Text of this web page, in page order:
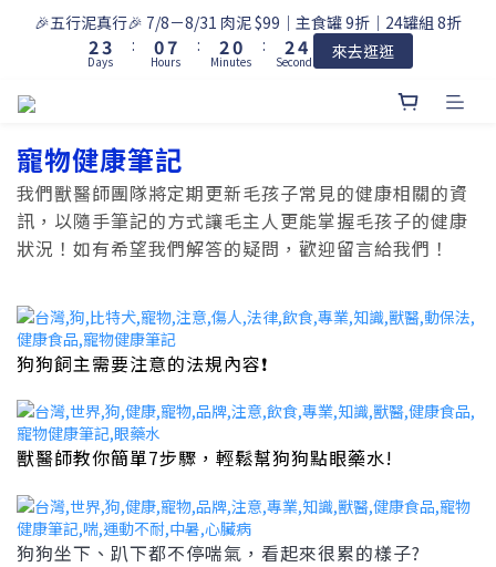
🎉五行泥真行🎉 7/8－8/31 肉泥 $99｜主食罐 9折｜24罐組 8折
3
2
1
4
3
2
Days
:
1
0
8
7
6
3
2
1
0
Hours
:
3
2
1
1
0
Minutes
:
3
2
1
5
4
3
Seconds 來去逛逛
寵物健康筆記
我們獸醫師團隊將定期更新毛孩子常見的健康相關的資
訊，以隨手筆記的方式讓毛主人更能掌握毛孩子的健康
狀況！如有希望我們解答的疑問，歡迎留言給我們！
狗狗飼主需要注意的法規內容❗
獸醫師教你簡單7步驟，輕鬆幫狗狗點眼藥水!
狗狗坐下、趴下都不停喘氣，看起來很累的樣子?